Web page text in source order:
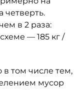
четверть.
в 2 раза:
— 185 кг /
в том числе тем,
мусор